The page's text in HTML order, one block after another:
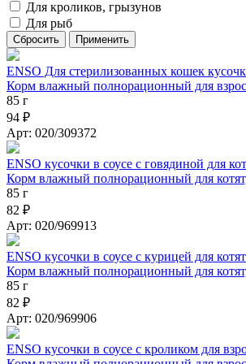
Для кроликов, грызунов
Для рыб
ENSO Для стерилизованных кошек
Корм влажный полнорационный для
85 г
94 ₽
Арт: 020/309372
ENSO кусочки в соусе с говядиной для
Корм влажный полнорационный для
85 г
82 ₽
Арт: 020/969913
ENSO кусочки в соусе с курицей для котят
Корм влажный полнорационный для
85 г
82 ₽
Арт: 020/969906
ENSO кусочки в соусе с кроликом для